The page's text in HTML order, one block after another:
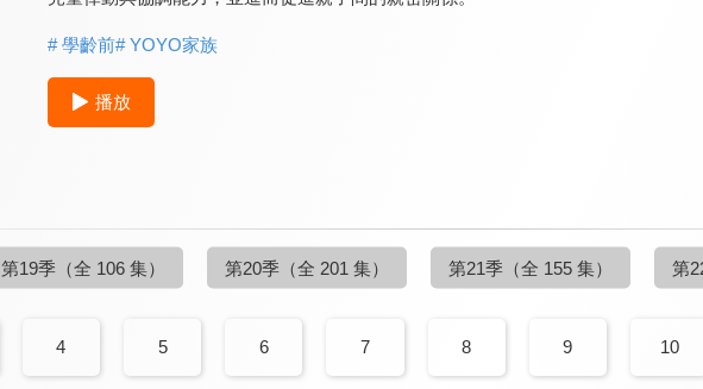
# 學齡前# YOYO家族
播放
第19季 （全 106 集） 第20季 （全 201 集） 第21季 （全 155 集） 第
4 5 6 7 8 9 10